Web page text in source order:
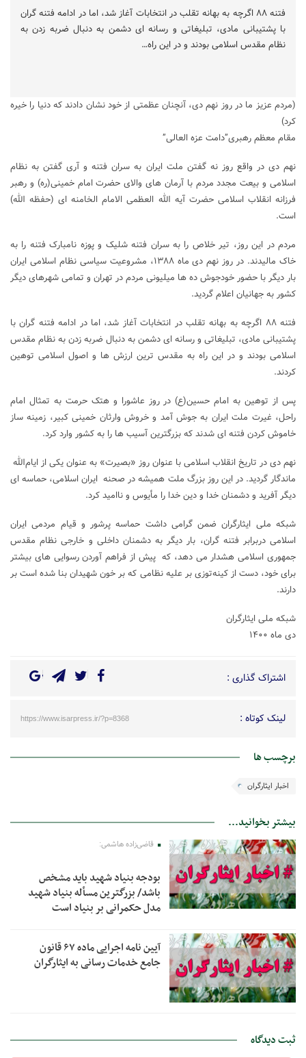
فتنه ۸۸ اگرچه به بهانه تقلب در انتخابات آغاز شد، اما در ادامه فتنه گران
با پشتیبانی مادی، تبلیغاتی و رسانه ای دشمن به دنبال ضربه زدن به
نظام مقدس اسلامی بودند و در این راه…
(مردم عزیز ما در روز نهم دی، آنچنان عظمتی از خود نشان دادند که دنیا را خیره
کرد)
مقام معظم رهبری”دامت عزه العالی”
نهم دی در واقع روز نه گفتن ملت ایران به سران فتنه و آری گفتن به نظام
اسلامی و بیعت مجدد مردم با آرمان های والای حضرت امام خمینی(ره) و رهبر
فرزانه انقلاب اسلامی حضرت آیه الله العظمی الامام الخامنه ای (حفظه الله)
است.
مردم در این روز، تیر خلاص را به سران فتنه شلیک و پوزه نامبارک فتنه را به
خاک مالیدند. در روز نهم دی ماه ۱۳۸۸، مشروعیت سیاسی نظام اسلامی ایران
بار دیگر با حضور خودجوش ده ها میلیونی مردم در تهران و تمامی شهرهای دیگر
کشور به جهانیان اعلام گردید.
فتنه ۸۸ اگرچه به بهانه تقلب در انتخابات آغاز شد، اما در ادامه فتنه گران با
پشتیبانی مادی، تبلیغاتی و رسانه ای دشمن به دنبال ضربه زدن به نظام مقدس
اسلامی بودند و در این راه به مقدس ترین ارزش ها و اصول اسلامی توهین
کردند.
پس از توهین به امام حسین(ع) در روز عاشورا و هتک حرمت به تمثال امام
راحل، غیرت ملت ایران به جوش آمد و خروش وارثان خمینی کبیر، زمینه ساز
خاموش کردن فتنه ای شدند که بزرگترین آسیب ها را به کشور وارد کرد.
نهم دی در تاریخ انقلاب اسلامی با عنوان روز «بصیرت» به عنوان یکی از ایام‌الله
ماندگار گردید. در این روز بزرگ ملت همیشه در صحنه ایران اسلامی، حماسه ای
دیگر آفرید و دشمنان خدا و دین خدا را مأیوس و ناامید کرد.
شبکه ملی ایثارگران ضمن گرامی داشت حماسه پرشور و قیام مردمی ایران
اسلامی دربرابر فتنه گران، بار دیگر به دشمنان داخلی و خارجی نظام مقدس
جمهوری اسلامی هشدار می دهد، که پیش از فراهم آوردن رسوایی های بیشتر
برای خود، دست از کینه‌توزی بر علیه نظامی که بر خون شهیدان بنا شده است بر
دارند.
شبکه ملی ایثارگران
دی ماه ۱۴۰۰
اشتراک گذاری :
لینک کوتاه : https://www.isarpress.ir/?p=8368
برچسب ها
اخبار ایثارگران
بیشتر بخوانید...
قاضی‌زاده هاشمی:
بودجه بنیاد شهید باید مشخص
باشد/ بزرگترین مسأله بنیاد شهید
مدل حکمرانی بر بنیاد است
آیین نامه اجرایی ماده ۶۷ قانون
جامع خدمات رسانی به ایثارگران
ثبت دیدگاه